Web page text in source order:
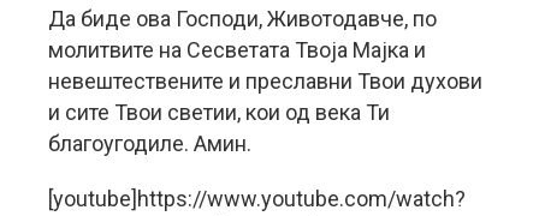
Да биде ова Господи, Животодавче, по
молитвите на Сесветата Твоја Мајка и
невештествените и преславни Твои духови
и сите Твои светии, кои од века Ти
благоугодиле. Амин.
[youtube]https://www.youtube.com/watch?